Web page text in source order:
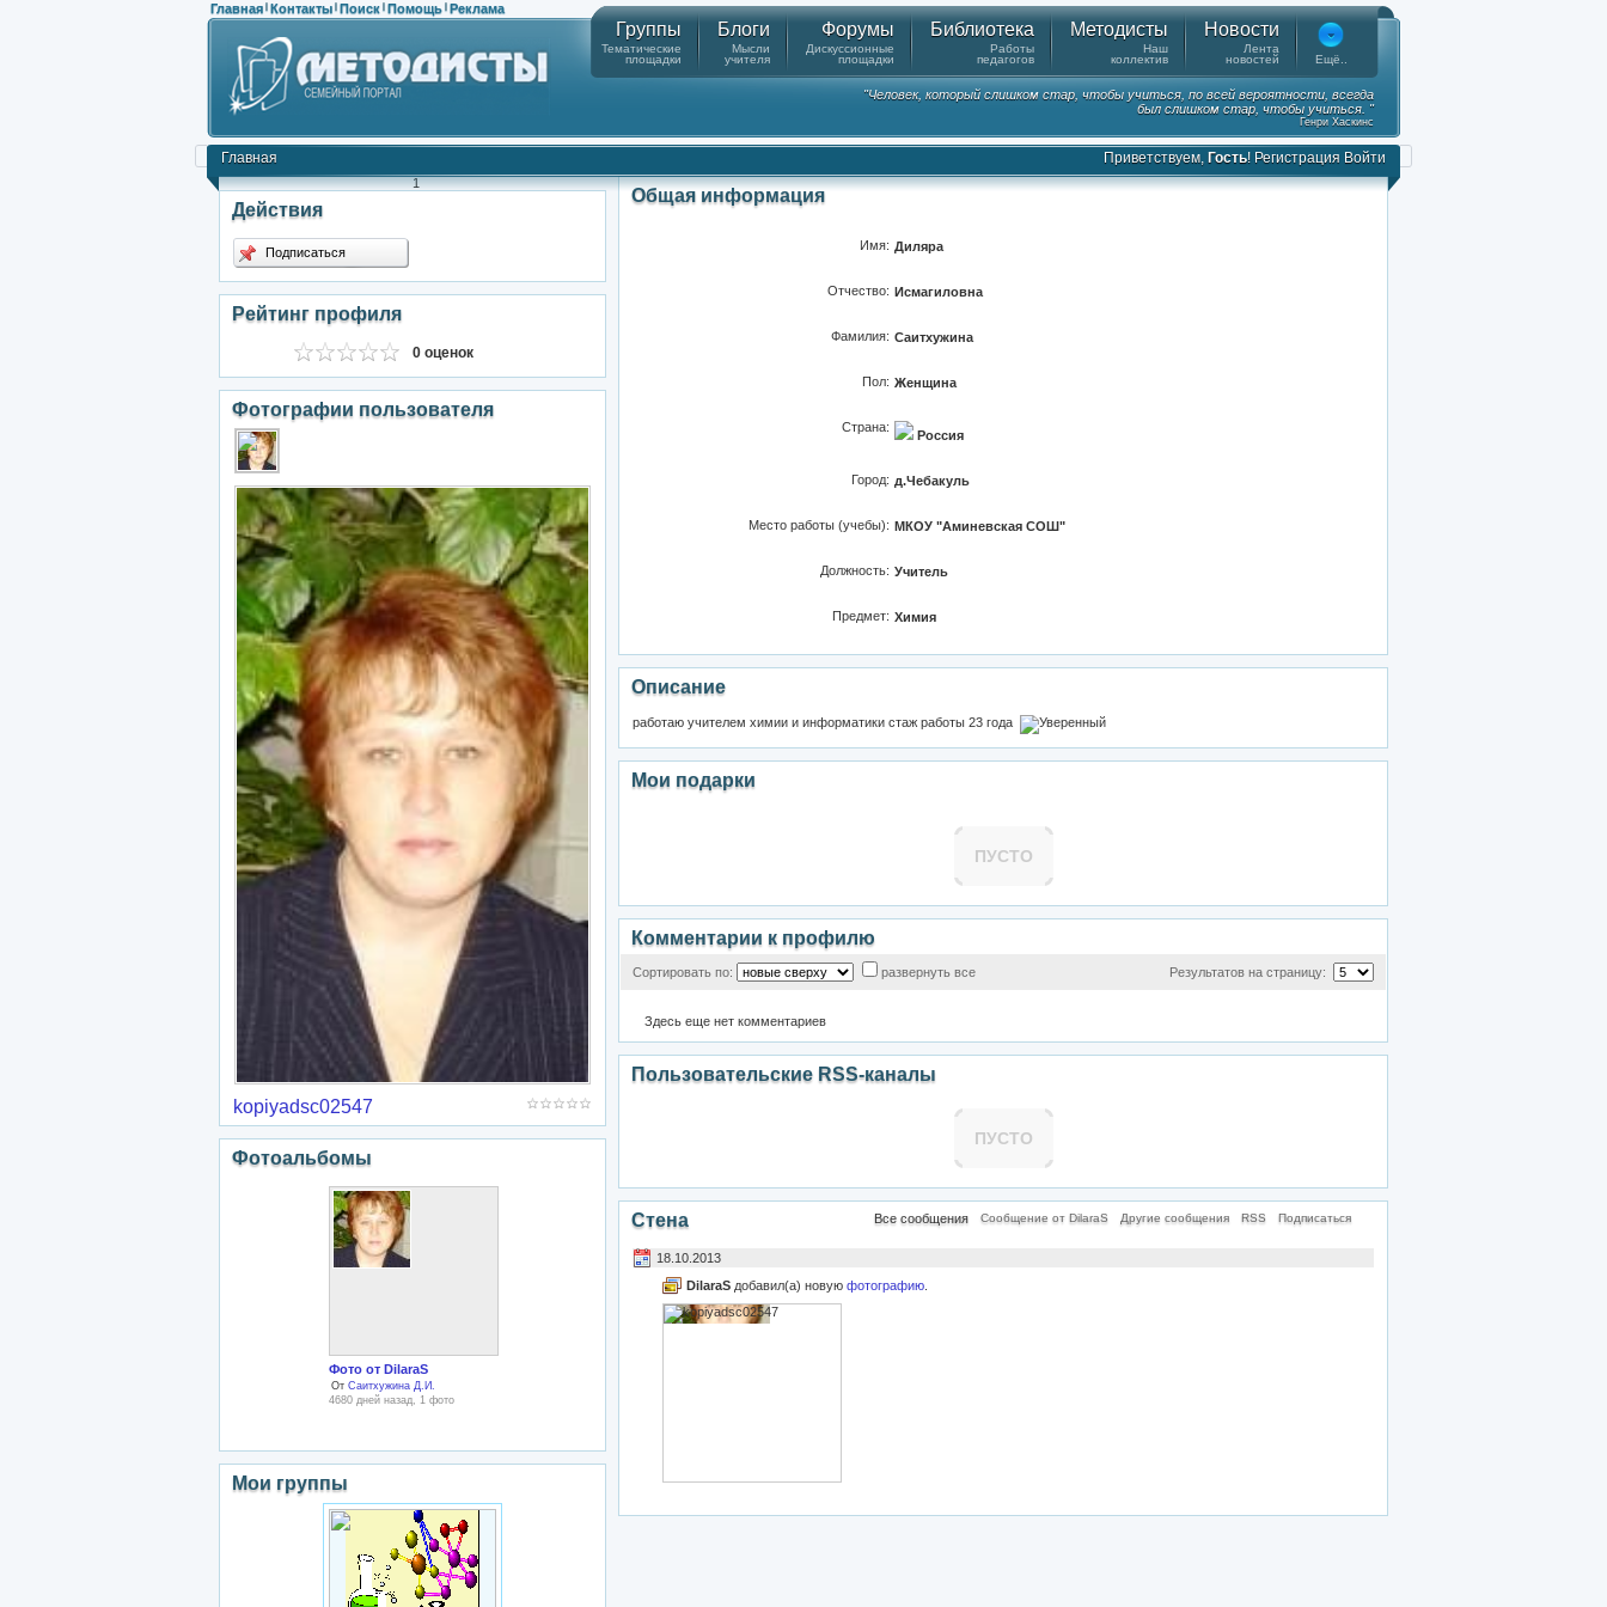
Главная | Контакты | Поиск | Помощь | Реклама
Группы
Тематические
площадки
Блоги
Мысли
учителя
Форумы
Дискуссионные
площадки
Библиотека
Работы
педагогов
Методисты
Наш
коллектив
Новости
Лента
новостей
Ещё..
"Человек, который слишком стар, чтобы учиться, по всей вероятности, всегда
был слишком стар, чтобы учиться. "
Генри Хаскинс
Главная Приветствуем, Гость! Регистрация Войти
1
Действия
Подписаться
Рейтинг профиля
0 оценок
Фотографии пользователя
kopiyadsc02547
Фотоальбомы
Фото от DilaraS
От Саитхужина Д.И.
4680 дней назад, 1 фото
Мои группы
Общая информация
Имя: Диляра
Отчество: Исмагиловна
Фамилия: Саитхужина
Пол: Женщина
Страна:
Россия
Город: д.Чебакуль
Место работы (учебы): МКОУ "Аминевская СОШ"
Должность: Учитель
Предмет: Химия
Описание
работаю учителем химии и информатики стаж работы 23 года
Мои подарки
ПУСТО
Комментарии к профилю
Сортировать по: развернуть все Результатов на страницу:
Здесь еще нет комментариев
Пользовательские RSS-каналы
ПУСТО
Стена Все сообщения Сообщение от DilaraS Другие сообщения RSS Подписаться
18.10.2013
DilaraS добавил(а) новую фотографию